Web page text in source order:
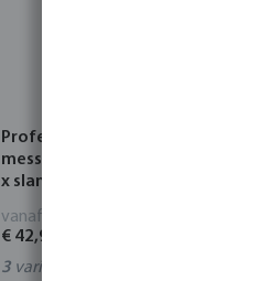
Profec Wartelkraan
messing 8 bar buitendraad
x slangtule
vanaf
€ 42,90
3varianten